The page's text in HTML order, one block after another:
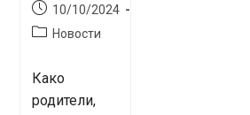
Post
published:
10/10/2024
PostНовости
Како
родители,